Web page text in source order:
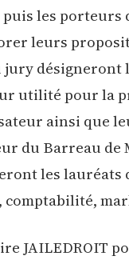
les porteurs
leurs
désigneront
utilité pour la
ainsi que
du Barreau
les
comptabilité,
JAILEDROIT